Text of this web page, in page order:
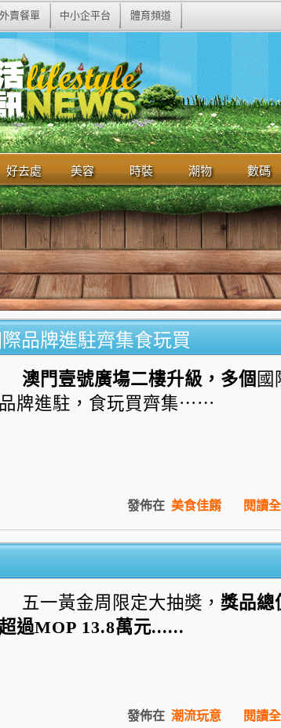
外賣餐單 中小企平台 體育頻道
好去處 美容 時裝 潮物 數碼
品牌進駐齊集食玩買
澳門壹號廣塲二樓升級，多個 國
品牌進駐，食玩買齊集⋯⋯
閱讀
發佈在 美食佳餚
五一黃金周限定大抽奬， 獎品總
超過MOP 13.8萬元......
閱讀
發佈在 潮流玩意